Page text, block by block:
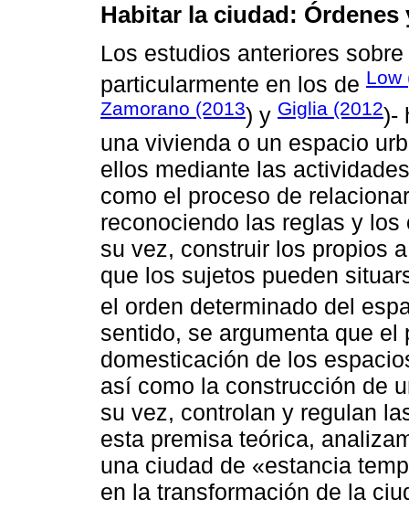
Habitar la ciudad:
Los estudios anteriores
particularmente en los de Low
Zamorano (2013) y Giglia (2012)-
una vivienda o un espacio
ellos mediante las
como el proceso de
reconociendo las reglas y
su vez, construir los propios
que los sujetos pueden
el orden determinado del
sentido, se argumenta que
domesticación de los
así como la construcción de
su vez, controlan y regulan
esta premisa teórica,
una ciudad de «estancia
en la transformación de la